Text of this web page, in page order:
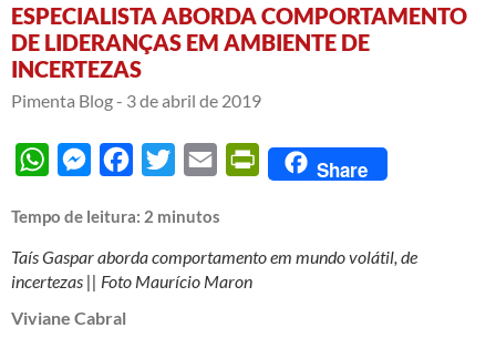
ESPECIALISTA ABORDA COMPORTAMENTO
DE LIDERANÇAS EM AMBIENTE DE
INCERTEZAS
Pimenta Blog - 3 de abril de 2019
WhatsAppMessengerFacebook
Twitter Email PrintFriendly
Share
Tempo de leitura: 2 minutos
Taís Gaspar aborda comportamento em mundo volátil, de
incertezas || Foto Maurício Maron
Viviane Cabral